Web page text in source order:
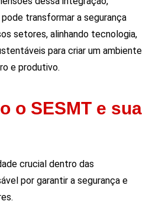
transformar a segurança
setores, alinhando tecnologia,
para criar um ambiente
e produtivo.
o SESMT e sua
crucial dentro das
por garantir a segurança e